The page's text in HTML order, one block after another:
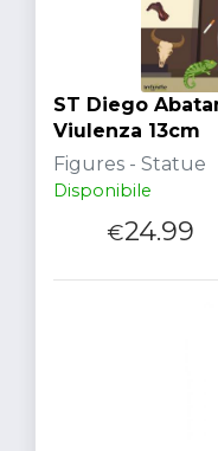
ST Diego
Viulenza 13cm
Figures - Statue
Disponibile
€24.99